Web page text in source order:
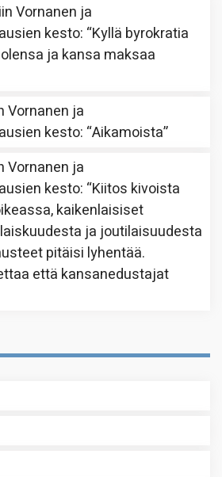
Vornanen ja
kesto: “Kyllä byrokratia
ja kansa maksaa
Vornanen ja
kesto: “Aikamoista”
Vornanen ja
kesto: “Kiitos kivoista
kaikenlaisiset
ja joutilaisuudesta
pitäisi lyhentää.
että kansanedustajat